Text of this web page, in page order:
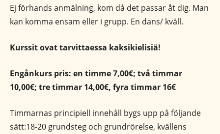
Ej förhands anmälning, kom då det passar åt dig. Man
kan komma ensam eller i grupp. En dans/ kväll.
Kurssit ovat tarvittaessa kaksikielisiä!
Engånkurs pris: en timme 7,00€; två timmar
10,00€; tre timmar 14,00€, fyra timmar 16€
Timmarnas principiell innehåll bygs upp på följande
sätt:18-20 grundsteg och grundrörelse, kvällens